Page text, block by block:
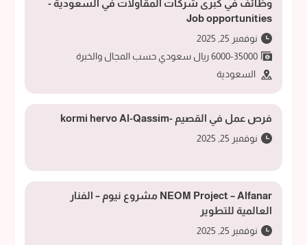
وظائف في كبرى شركات المقاولات في السعودية -
Job opportunities
نوفمبر 25, 2025
6000-35000 ريال سعودي حسب المجال والخبرة
السعودية
فرص عمل في القصيم -kormi hervo Al-Qassim
نوفمبر 25, 2025
NEOM Project – Alfanar مشروع نيوم – الفنار
العالمية للتطوير
نوفمبر 25, 2025